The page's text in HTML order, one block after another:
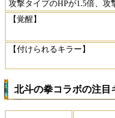
攻撃タイプのHPが1.5倍、攻
【覚醒】
【付けられるキラー】
北斗の拳コラボの注目